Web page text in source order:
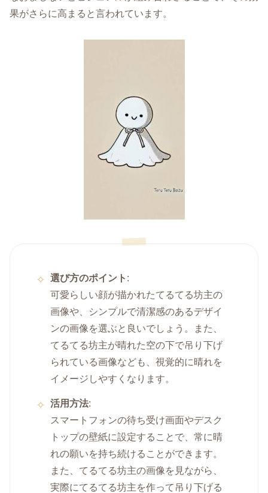
果がさらに高まると言われています。
選び方のポイント :
可愛らしい顔が描かれたてるてる坊主の
画像や、シンプルで清潔感のあるデザイ
ンの画像を選ぶと良いでしょう。また、
てるてる坊主が晴れた空の下で吊り下げ
られている画像なども、視覚的に晴れを
イメージしやすくなります。
活用方法:
スマートフォンの待ち受け画面やデスク
トップの壁紙に設定することで、常に晴
れの願いを持ち続けることができます。
また、てるてる坊主の画像を見ながら、
実際にてるてる坊主を作って吊り下げる